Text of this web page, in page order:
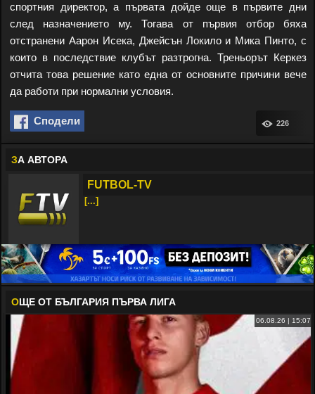
спортния директор, а първата дойде още в първите дни
след назначението му. Тогава от първия отбор бяха
отстранени Аарон Исека, Джейсън Локило и Мика Пинто, с
които в последствие клубът разтрогна. Треньорът Керкез
отчита това решение като една от основните причини вече
да работи при нормални условия.
Сподели 226
ЗА АВТОРА
FUTBOL-TV
[...]
ОЩЕ ОТ БЪЛГАРИЯ ПЪРВА ЛИГА
06.08.26 | 15:07